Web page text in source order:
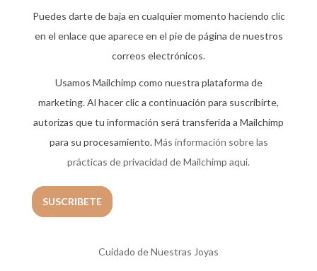
Puedes darte de baja en cualquier momento haciendo clic
en el enlace que aparece en el pie de página de nuestros
correos electrónicos.
Usamos Mailchimp como nuestra plataforma de
marketing. Al hacer clic a continuación para suscribirte,
autorizas que tu información será transferida a Mailchimp
para su procesamiento.Más información sobre las
prácticas de privacidad de Mailchimp aquí.
Cuidado de Nuestras Joyas